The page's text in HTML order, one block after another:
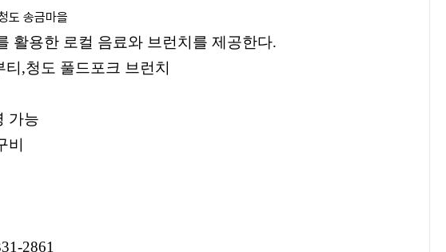
활용한 로컬 음료와 브런치를 제공한다.
,청도 풀드포크 브런치
가능
비
2861